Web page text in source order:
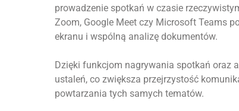
prowadzenie spotkań w czasie
Zoom, Google Meet czy Microsoft Teams
ekranu i wspólną analizę dokumentów.
Dzięki funkcjom nagrywania spotkań oraz
ustaleń, co zwiększa przejrzystość
powtarzania tych samych tematów.